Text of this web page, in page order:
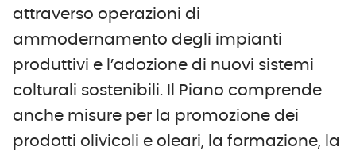
attraverso operazioni di
ammodernamento degli impianti
produttivi e l’adozione di nuovi sistemi
colturali sostenibili. Il Piano comprende
anche misure per la promozione dei
prodotti olivicoli e oleari, la formazione, la